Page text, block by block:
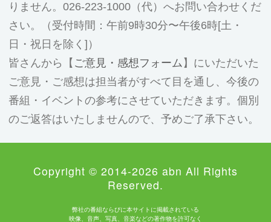
りません。026-223-1000（代）へお問い合わせくだ
さい。（受付時間：午前9時30分〜午後6時[土・
日・祝日を除く]）
皆さんから【 ご意見・感想フォーム 】にいただいた
ご意見・ご感想は担当者がすべて目を通し、今後の
番組・イベントの参考にさせていただきます。個別
のご返答はいたしませんので、予めご了承下さい。
Copyright © 2014-2026 abn All Rights
Reserved.
弊社の番組ならびに本サイトに掲載されている
映像、音声、写真、音楽などの著作物を許可なく